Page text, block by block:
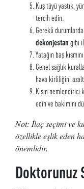
Kuş tüyü yastık,
tercih edin.
Gerekli
dekonjestan gibi
Yatağın baş
Genel sağlık
hava kirliliğini
Kışın nemlendirici
edin ve bakımını
Not: İlaç seçimi ve
özellikle eşlik eden
önemlidir.
Doktorunuz